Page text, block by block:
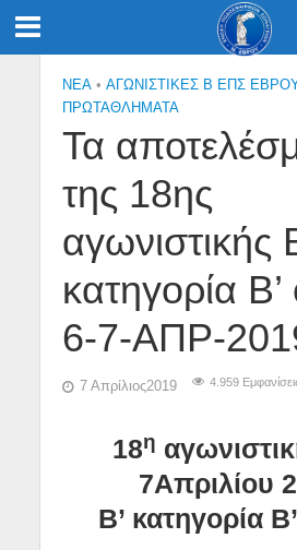
NEA • ΑΓΩΝΙΣΤΙΚΕΣ Β ΕΠΣ
ΠΡΩΤΑΘΛΉΜΑΤΑ
Τα
της 18ης
αγωνιστικής
κατηγορία Β’
6-7-ΑΠΡ-
7 Απρίλιος2019 4.959
18η
7Απριλίου
Β’ κατηγορία